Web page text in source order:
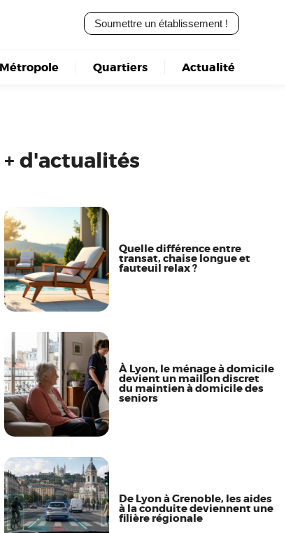
Soumettre un établissement !
Métropole Quartiers Actualité
+ d'actualités
Quelle différence entre
transat, chaise longue et
fauteuil relax ?
À Lyon, le ménage à domicile
devient un maillon discret
du maintien à domicile des
seniors
De Lyon à Grenoble, les aides
à la conduite deviennent une
filière régionale